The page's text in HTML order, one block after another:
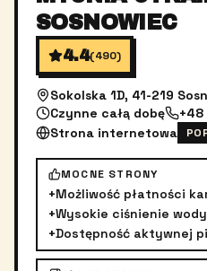
SOSNOWIEC
4.4(490)
Sokolska 1D, 41-219
Czynne całą dobę
Strona internetowa
MOCNE STRONY
+Możliwość płatności
+Wysokie ciśnienie wody
+Dostępność aktywnej